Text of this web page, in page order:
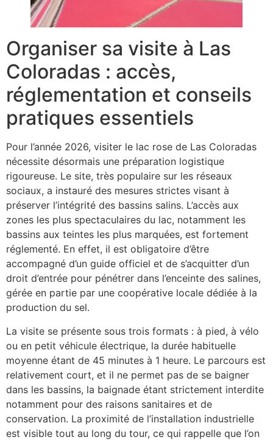
Organiser sa visite à Las
Coloradas : accès,
réglementation et conseils
pratiques essentiels
Pour l’année 2026, visiter le lac rose de Las Coloradas
nécessite désormais une préparation logistique
rigoureuse. Le site, très populaire sur les réseaux
sociaux, a instauré des mesures strictes visant à
préserver l’intégrité des bassins salins. L’accès aux
zones les plus spectaculaires du lac, notamment les
bassins aux teintes les plus marquées, est fortement
réglementé. En effet, il est obligatoire d’être
accompagné d’un guide officiel et de s’acquitter d’un
droit d’entrée pour pénétrer dans l’enceinte des salines,
gérée en partie par une coopérative locale dédiée à la
production du sel.
La visite se présente sous trois formats : à pied, à vélo
ou en petit véhicule électrique, la durée habituelle
moyenne étant de 45 minutes à 1 heure. Le parcours est
relativement court, et il ne permet pas de se baigner
dans les bassins, la baignade étant strictement interdite
notamment pour des raisons sanitaires et de
conservation. La proximité de l’installation industrielle
est visible tout au long du tour, ce qui rappelle que l’on